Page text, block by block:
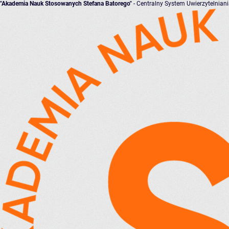
"Akademia Nauk Stosowanych Stefana Batorego" - Centralny System